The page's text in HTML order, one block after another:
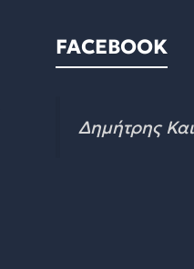
FACEBOOK
Δημήτρης